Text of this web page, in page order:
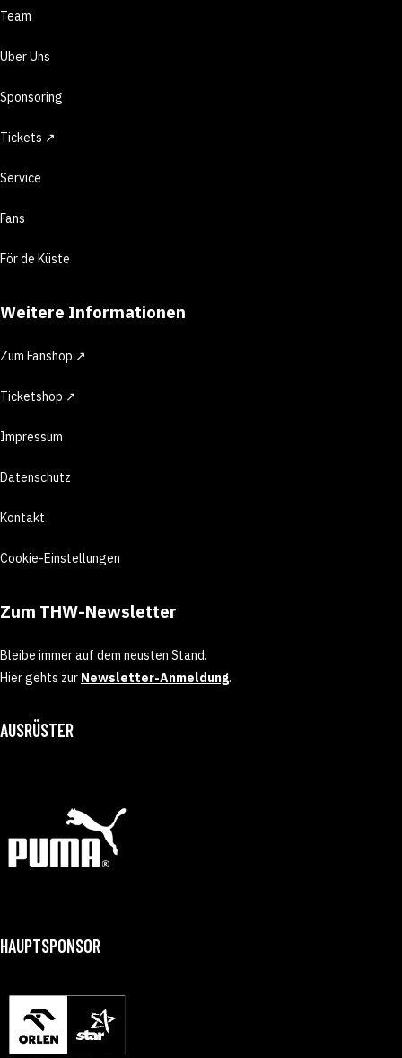
Team
Über Uns
Sponsoring
Tickets ↗
Service
Fans
För de Küste
Weitere Informationen
Zum Fanshop ↗
Ticketshop ↗
Impressum
Datenschutz
Kontakt
Cookie-Einstellungen
Zum THW-Newsletter
Bleibe immer auf dem neusten Stand.
Hier gehts zur Newsletter-Anmeldung.
AUSRÜSTER
HAUPTSPONSOR